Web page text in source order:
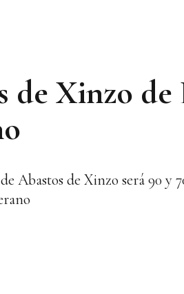
de Xinzo
Abastos de Xinzo será 90